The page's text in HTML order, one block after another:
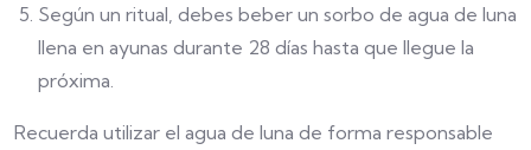
Según un ritual, debes beber un sorbo de agua de luna
llena en ayunas durante 28 días hasta que llegue la
próxima.
Recuerda utilizar el agua de luna de forma responsable